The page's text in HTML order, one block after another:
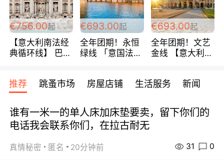
€756.00起
【意大利南法经
典循环线】 巴黎
宾馆 108欧/天起
全程756欧/位
€693.00起
全年团期！永恒
绿线 「意国法
欧/天起 ~包拼房
€693.00起
全年团期！文艺
金线 【意大利一
每周铁发！
推荐 跳蚤市场 房屋店铺 生活服务 新闻
谁有一米一的单人床加床垫要卖，留下你们的
电话我会联系你们，在拉古耐无
真情秘密 匿名 20分钟前 31 0